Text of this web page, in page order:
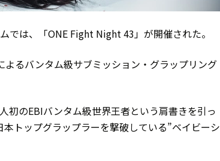
では、「ONE Fight Night 43」が開催された。
るバンタム級サブミッション・グラップリング
初のEBIバンタム級世界王者という肩書きを引っ
トップグラップラーを撃破している”ベイビーシ